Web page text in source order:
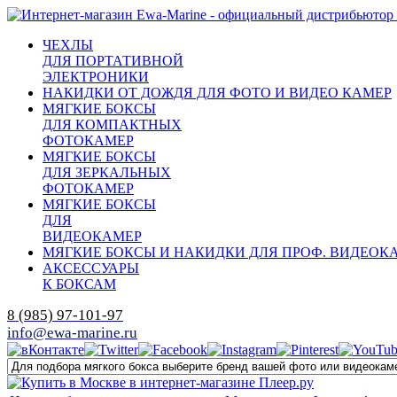
ЧЕХЛЫ
ДЛЯ ПОРТАТИВНОЙ
ЭЛЕКТРОНИКИ
НАКИДКИ ОТ ДОЖДЯ ДЛЯ ФОТО И ВИДЕО КАМЕР
МЯГКИЕ БОКСЫ
ДЛЯ КОМПАКТНЫХ
ФОТОКАМЕР
МЯГКИЕ БОКСЫ
ДЛЯ ЗЕРКАЛЬНЫХ
ФОТОКАМЕР
МЯГКИЕ БОКСЫ
ДЛЯ
ВИДЕОКАМЕР
МЯГКИЕ БОКСЫ И НАКИДКИ ДЛЯ ПРОФ.
АКСЕССУАРЫ
К БОКСАМ
8 (985) 97-101-97
info@ewa-marine.ru